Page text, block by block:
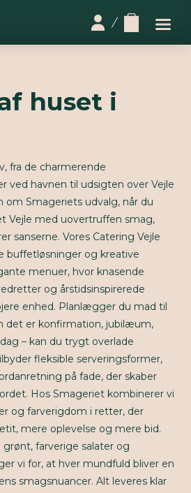
huset i
fra de charmerende
ved havnen til udsigten over Vejle
om Smageriets udvalg, når du
Vejle med uovertruffen smag,
sanserne. Vores Catering Vejle
buffetløsninger og kreative
menuer, hvor knasende
og årstidsinspirerede
enhed. Planlægger du mad til
det er konfirmation, jubilæum,
– kan du trygt overlade
fleksible serveringsformer,
på fade, der skaber
Hos Smageriet kombinerer vi
og farverigdom i retter, der
mere oplevelse og mere bid.
grønt, farverige salater og
vi for, at hver mundfuld bliver en
smagsnuancer. Alt leveres klar